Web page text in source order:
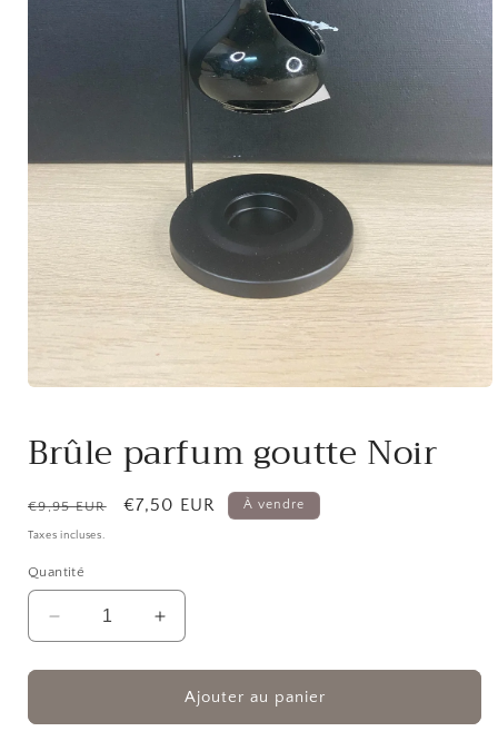
1
dans
modale
Brûle parfum goutte Noir
Prix
habituel
€9,95 EUR
Prix
€7,50 EUR À vendre
Taxes incluses.
Quantité
Réduire
la
quantité
Brûle
Augmenter
la
quantité
Brûle
Ajouter au panier